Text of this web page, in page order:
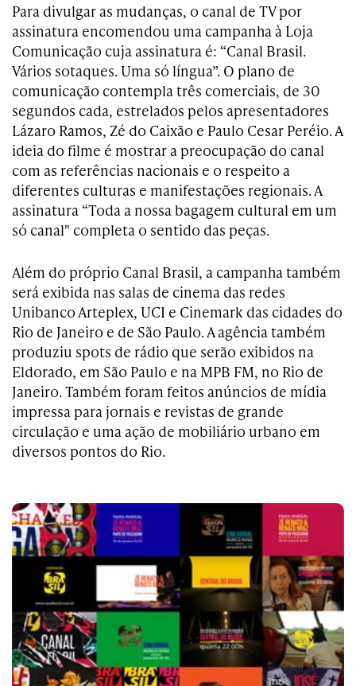
Para divulgar as mudanças, o canal de TV por
assinatura encomendou uma campanha à Loja
Comunicação cuja assinatura é: “Canal Brasil.
Vários sotaques. Uma só língua”. O plano de
comunicação contempla três comerciais, de 30
segundos cada, estrelados pelos apresentadores
Lázaro Ramos, Zé do Caixão e Paulo Cesar Peréio. A
ideia do filme é mostrar a preocupação do canal
com as referências nacionais e o respeito a
diferentes culturas e manifestações regionais. A
assinatura “Toda a nossa bagagem cultural em um
só canal" completa o sentido das peças.
Além do próprio Canal Brasil, a campanha também
será exibida nas salas de cinema das redes
Unibanco Arteplex, UCI e Cinemark das cidades do
Rio de Janeiro e de São Paulo. A agência também
produziu spots de rádio que serão exibidos na
Eldorado, em São Paulo e na MPB FM, no Rio de
Janeiro. Também foram feitos anúncios de mídia
impressa para jornais e revistas de grande
circulação e uma ação de mobiliário urbano em
diversos pontos do Rio.